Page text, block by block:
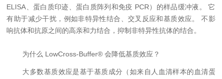
ELISA 、蛋白质印迹、蛋白质阵列和免疫 PCR）的样品缓冲液。
它
有助于减少干扰，例如非特异性结合、交叉反应和基质效应。
不影
响抗体和抗原之间的高亲和力结合，抑制非特异性抗体的结合。
为什么 LowCross-Buffer®会降低基质效应？
大多数基质效应是基于基质成分（如来自人血清样本的血清蛋